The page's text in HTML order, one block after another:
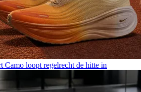
Camo loopt regelrecht de hitte in